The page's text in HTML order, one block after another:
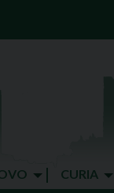
CURIA